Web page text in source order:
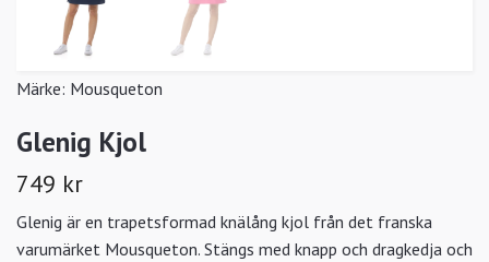
Märke: Mousqueton
Glenig Kjol
749 kr
Glenig är en trapetsformad knälång kjol från det franska
varumärket Mousqueton. Stängs med knapp och dragkedja och